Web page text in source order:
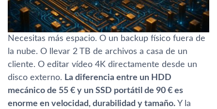
Necesitas más espacio. O un backup físico fuera de
la nube. O llevar 2 TB de archivos a casa de un
cliente. O editar vídeo 4K directamente desde un
disco externo. La diferencia entre un HDD
mecánico de 55 € y un SSD portátil de 90 € es
enorme en velocidad, durabilidad y tamaño. Y la